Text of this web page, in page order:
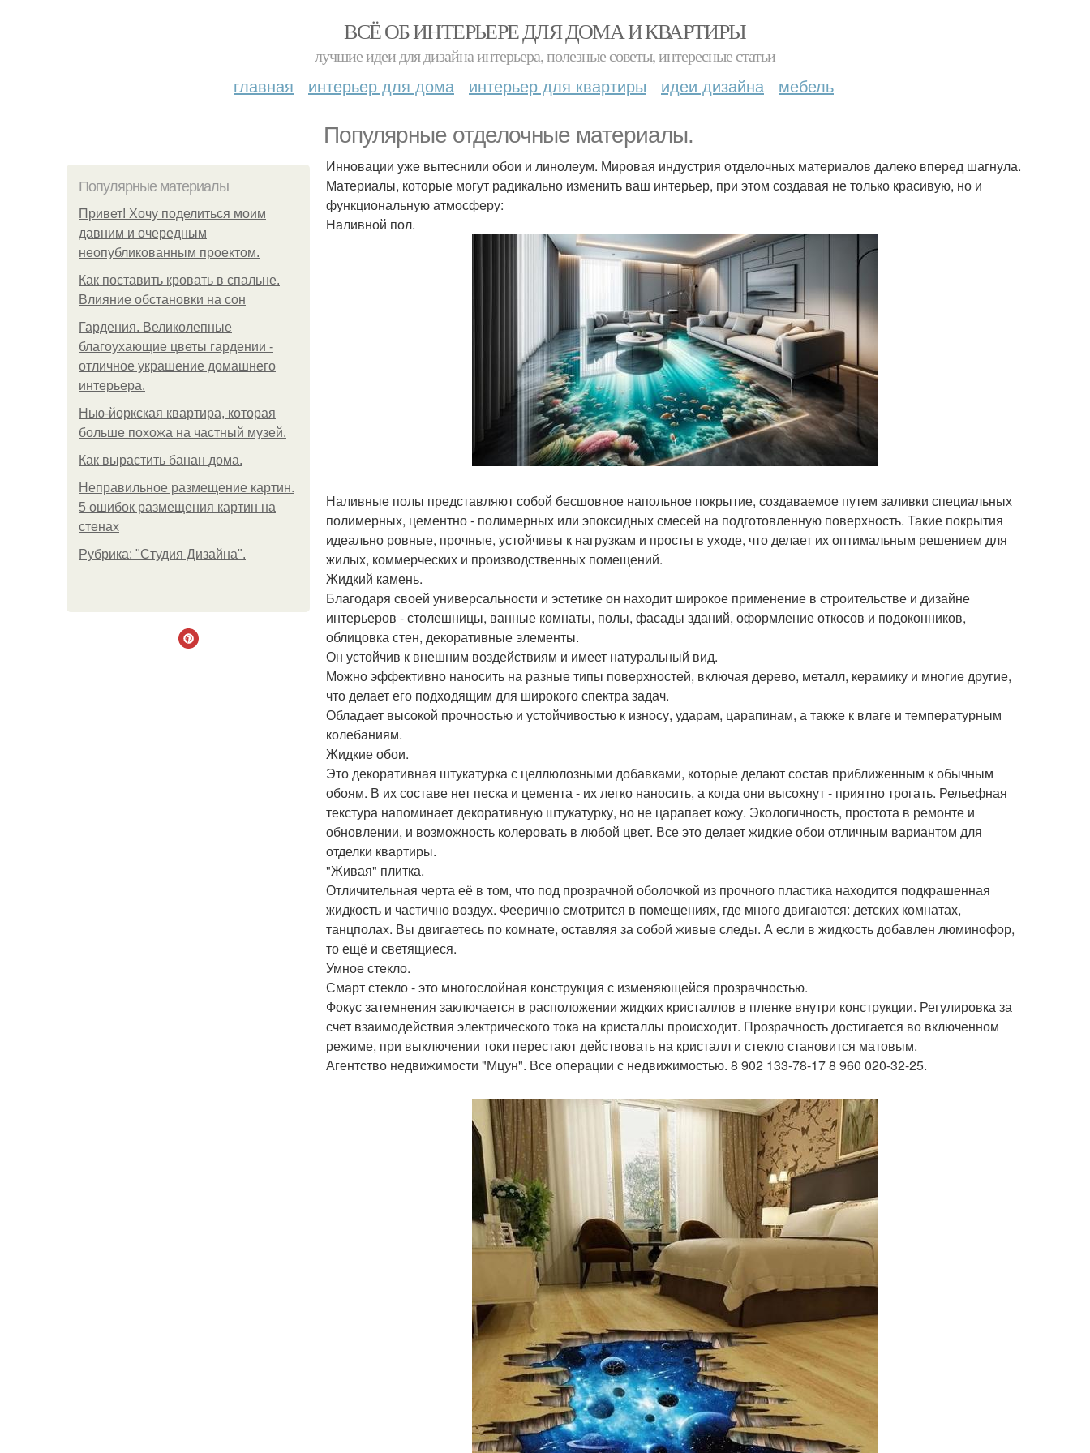
ВСЁ ОБ ИНТЕРЬЕРЕ ДЛЯ ДОМА И КВАРТИРЫ
лучшие идеи для дизайна интерьера, полезные советы, интересные статьи
главная интерьер для дома интерьер для квартиры идеи дизайна мебель
Популярные отделочные материалы.
Популярные материалы
Привет! Хочу поделиться моим
давним и очередным
неопубликованным проектом.
Как поставить кровать в спальне.
Влияние обстановки на сон
Гардения. Великолепные
благоухающие цветы гардении -
отличное украшение домашнего
интерьера.
Нью-йоркская квартира, которая
больше похожа на частный музей.
Как вырастить банан дома.
Неправильное размещение картин.
5 ошибок размещения картин на
стенах
Рубрика: "Студия Дизайна".
Инновации уже вытеснили обои и линолеум. Мировая индустрия отделочных материалов далеко вперед шагнула.
Материалы, которые могут радикально изменить ваш интерьер, при этом создавая не только красивую, но и
функциональную атмосферу:
Наливной пол.
Наливные полы представляют собой бесшовное напольное покрытие, создаваемое путем заливки специальных
полимерных, цементно - полимерных или эпоксидных смесей на подготовленную поверхность. Такие покрытия
идеально ровные, прочные, устойчивы к нагрузкам и просты в уходе, что делает их оптимальным решением для
жилых, коммерческих и производственных помещений.
Жидкий камень.
Благодаря своей универсальности и эстетике он находит широкое применение в строительстве и дизайне
интерьеров - столешницы, ванные комнаты, полы, фасады зданий, оформление откосов и подоконников,
облицовка стен, декоративные элементы.
Он устойчив к внешним воздействиям и имеет натуральный вид.
Можно эффективно наносить на разные типы поверхностей, включая дерево, металл, керамику и многие другие,
что делает его подходящим для широкого спектра задач.
Обладает высокой прочностью и устойчивостью к износу, ударам, царапинам, а также к влаге и температурным
колебаниям.
Жидкие обои.
Это декоративная штукатурка с целлюлозными добавками, которые делают состав приближенным к обычным
обоям. В их составе нет песка и цемента - их легко наносить, а когда они высохнут - приятно трогать. Рельефная
текстура напоминает декоративную штукатурку, но не царапает кожу. Экологичность, простота в ремонте и
обновлении, и возможность колеровать в любой цвет. Все это делает жидкие обои отличным вариантом для
отделки квартиры.
"Живая" плитка.
Отличительная черта её в том, что под прозрачной оболочкой из прочного пластика находится подкрашенная
жидкость и частично воздух. Феерично смотрится в помещениях, где много двигаются: детских комнатах,
танцполах. Вы двигаетесь по комнате, оставляя за собой живые следы. А если в жидкость добавлен люминофор,
то ещё и светящиеся.
Умное стекло.
Смарт стекло - это многослойная конструкция с изменяющейся прозрачностью.
Фокус затемнения заключается в расположении жидких кристаллов в пленке внутри конструкции. Регулировка за
счет взаимодействия электрического тока на кристаллы происходит. Прозрачность достигается во включенном
режиме, при выключении токи перестают действовать на кристалл и стекло становится матовым.
Агентство недвижимости "Мцун". Все операции с недвижимостью. 8 902 133-78-17 8 960 020-32-25.